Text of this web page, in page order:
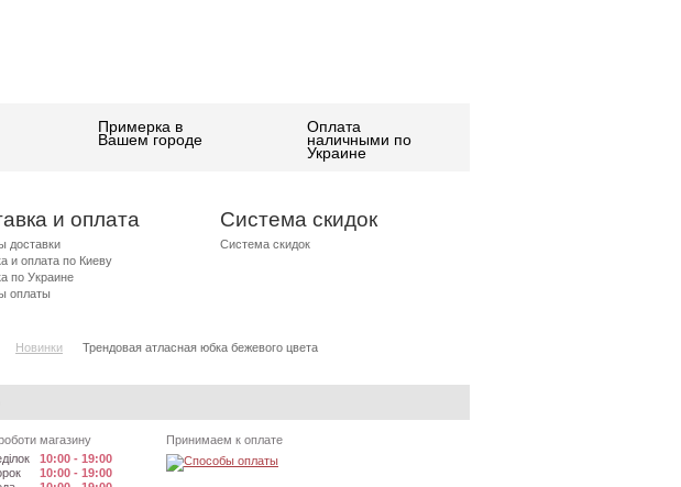
Примерка в
Вашем городе
Оплата
наличными по
Украине
и оплата
доставки
и оплата по Киеву
по Украине
оплаты
Система скидок
Система скидок
Новинки Трендовая атласная юбка бежевого цвета
магазину
10:00 - 19:00
10:00 - 19:00
Принимаем к оплате